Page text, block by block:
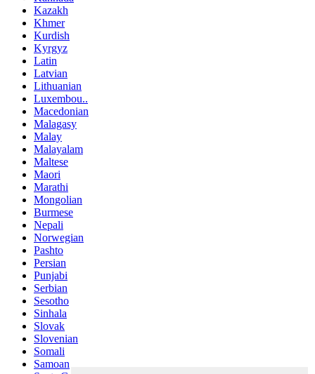
Kazakh
Khmer
Kurdish
Kyrgyz
Latin
Latvian
Lithuanian
Luxembou..
Macedonian
Malagasy
Malay
Malayalam
Maltese
Maori
Marathi
Mongolian
Burmese
Nepali
Norwegian
Pashto
Persian
Punjabi
Serbian
Sesotho
Sinhala
Slovak
Slovenian
Somali
Samoan